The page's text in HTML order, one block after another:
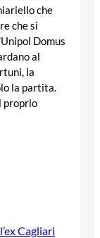
che
che si
Domus
al
la
la partita.
proprio
Cagliari